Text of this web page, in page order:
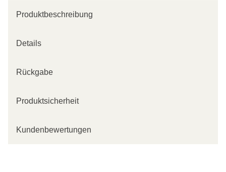
Produktbeschreibung
Details
Rückgabe
Produktsicherheit
Kundenbewertungen